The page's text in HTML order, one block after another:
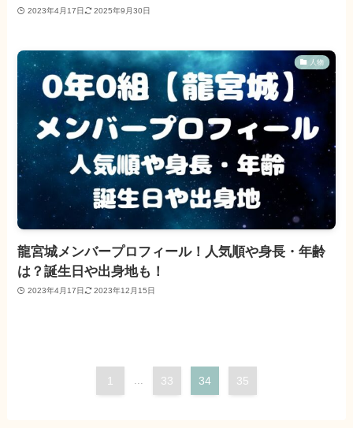
2023年4月17日 2025年9月30日
人物
龍宮城メンバープロフィール！人気順や身長・年齢
は？誕生日や出身地も！
2023年4月17日 2023年12月15日
1 33 34 35